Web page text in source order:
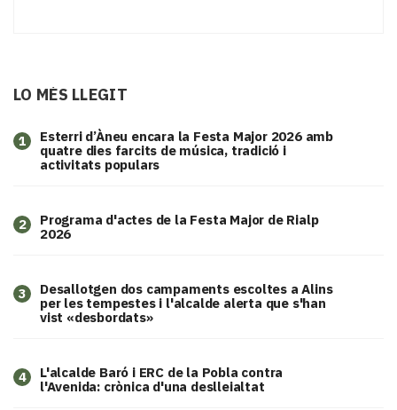
LO MÉS LLEGIT
1
Esterri d’Àneu encara la Festa Major 2026 amb
quatre dies farcits de música, tradició i
activitats populars
2
Programa d'actes de la Festa Major de Rialp
2026
3
​Desallotgen dos campaments escoltes a Alins
per les tempestes i l'alcalde alerta que s'han
vist «desbordats»
4
L'alcalde Baró i ERC de la Pobla contra
l'Avenida: crònica d'una deslleialtat